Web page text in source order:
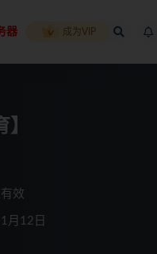
器 成为VIP
效
月12日